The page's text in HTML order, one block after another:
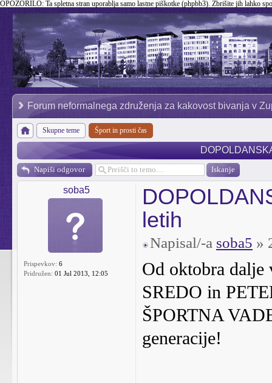
OPOZORILO: Ta spletna stran uporablja samo lastne piškotke (phpbb3). Zbrišite jih lahko
Forum neformalnega združenja za kakovost bivanja v
Skupne teme Šport in prosti čas
Napiši odgovor
soba5
Prispevkov: 6
Pridružen: 01 Jul 2013, 12:05
letih
Napisal/-a soba5 »
Od oktobra
SREDO in
ŠPORTNA
generacije!